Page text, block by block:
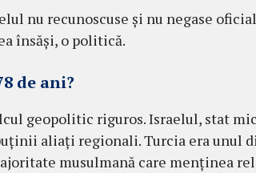
nu recunoscuse și nu negase
însăși, o politică.
de ani?
geopolitic riguros. Israelul, stat
aliați regionali. Turcia era unul
musulmană care menținea